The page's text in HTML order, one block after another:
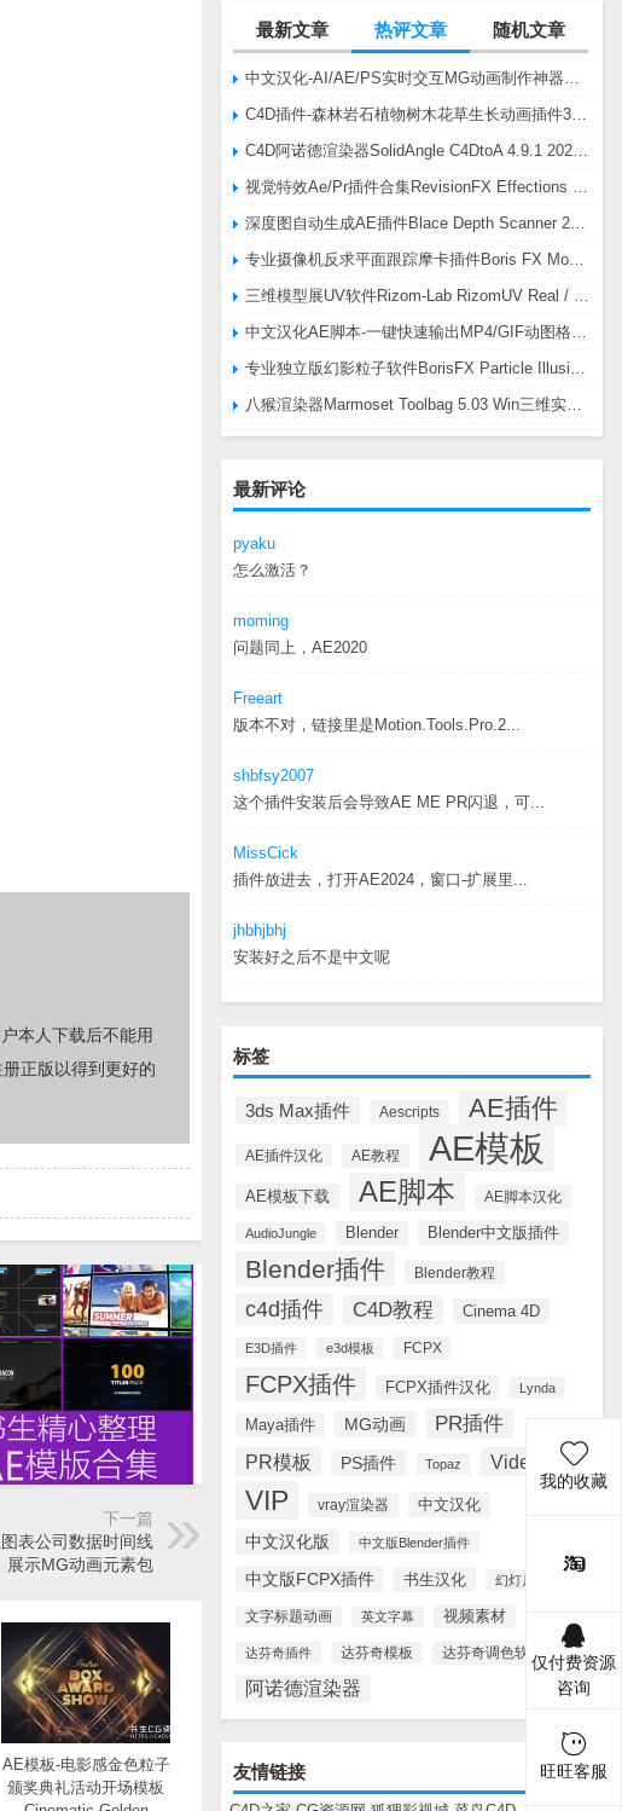
最新文章 热评文章 随机文章
最新评论
pyaku
怎么激活？
moming
问题同上，AE2020
Freeart
版本不对，链接里是Motion.Tools.Pro.2...
shbfsy2007
这个插件安装后会导致AE ME PR闪退，可...
MissCick
插件放进去，打开AE2024，窗口-扩展里...
jhbhjbhj
安装好之后不是中文呢
标签
3ds Max插件 Aescripts AE插件
AE插件汉化 AE教程 AE模板
AE模板下载 AE脚本 AE脚本汉化
AudioJungle Blender Blender中文版插件
Blender插件 Blender教程
c4d插件 C4D教程 Cinema 4D
E3D插件 e3d模板 FCPX
FCPX插件 FCPX插件汉化 Lynda
Maya插件 MG动画 PR插件
PR模板 PS插件 Topaz Videohive
VIP vray渲染器 中文汉化
中文汉化版 中文版Blender插件
中文版FCPX插件 书生汉化 幻灯片模板
文字标题动画 英文字幕 视频素材
达芬奇插件 达芬奇模板 达芬奇调色软件
阿诺德渲染器
友情链接
本人下载后不能用
正版以得到更好的
下一篇
表公司数据时间线
展示MG动画元素包
AE模板-电影感金色粒子
颁奖典礼活动开场模板
我的收藏
仅付费资源
咨询
旺旺客服